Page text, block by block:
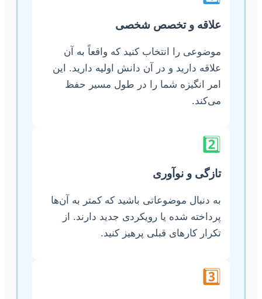
علاقه و تخصص شخصی
موضوعی را انتخاب کنید که واقعاً به آن
علاقه دارید و در آن دانش اولیه دارید. این
امر انگیزه شما را در طول مسیر حفظ
می‌کند.
2️⃣
تازگی و نوآوری
به دنبال موضوعاتی باشید که کمتر به آن‌ها
پرداخته شده یا رویکردی جدید دارند. از
تکرار کارهای قبلی پرهیز کنید.
3️⃣